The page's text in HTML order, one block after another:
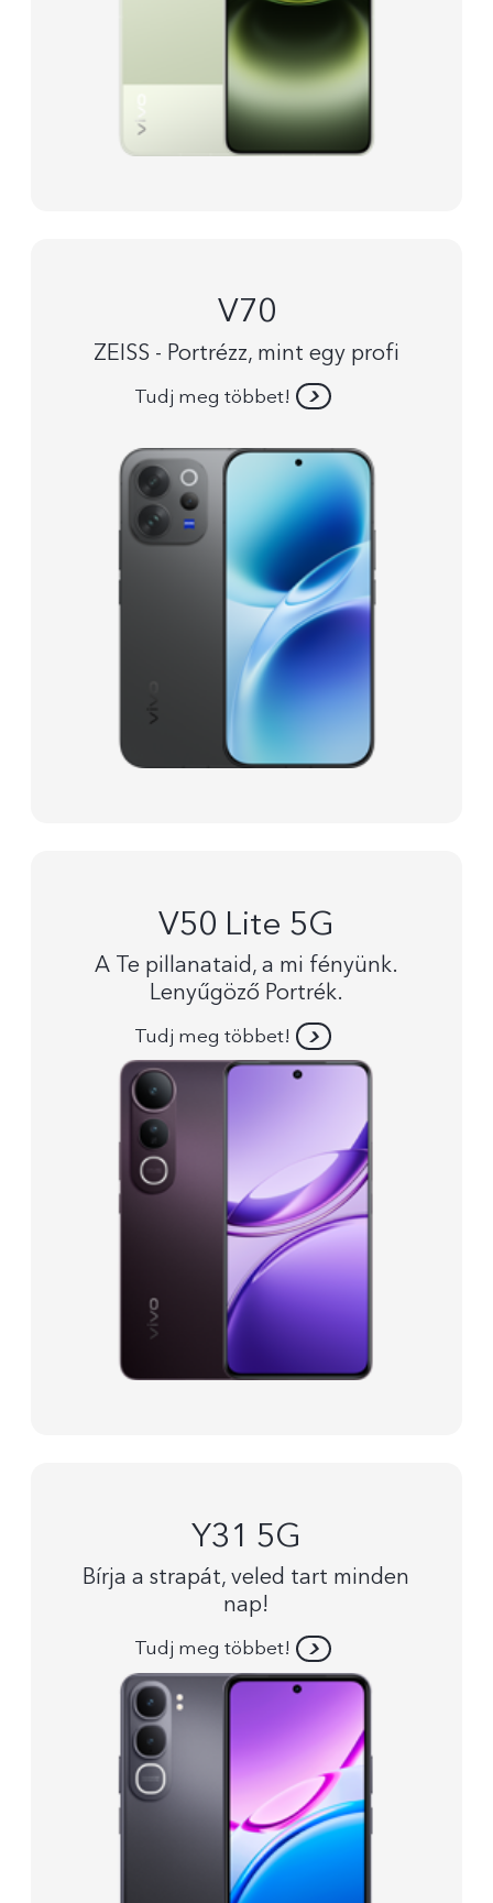
V70
ZEISS - Portrézz, mint egy profi
Tudj meg többet!
V50 Lite 5G
A Te pillanataid, a mi fényünk.
Lenyűgöző Portrék.
Tudj meg többet!
Y31 5G
Bírja a strapát, veled tart minden
nap!
Tudj meg többet!